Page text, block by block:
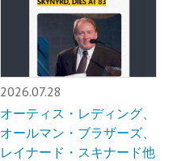
2026.07.28
オーティス・レディング、
オールマン・ブラザーズ、
レイナード・スキナード他